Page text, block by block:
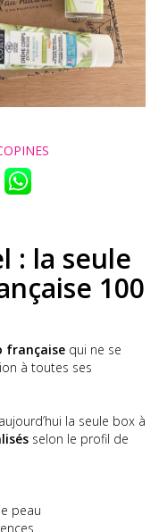
: la seule
100
française qui ne se
à toutes ses
la seule box à
selon le profil de
peau